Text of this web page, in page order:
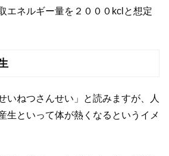
エネルギー量を２０００kclと想定
いねつさんせい」と読みますが、人
生といって体が熱くなるというイメ